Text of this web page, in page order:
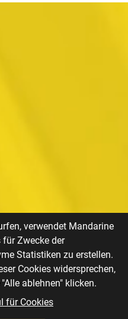
verwendet Mandarine
Zwecke der
Statistiken zu erstellen.
Cookies widersprechen,
ablehnen" klicken.
für Cookies